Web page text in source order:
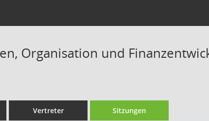
Organisation und
Vertreter Sitzungen